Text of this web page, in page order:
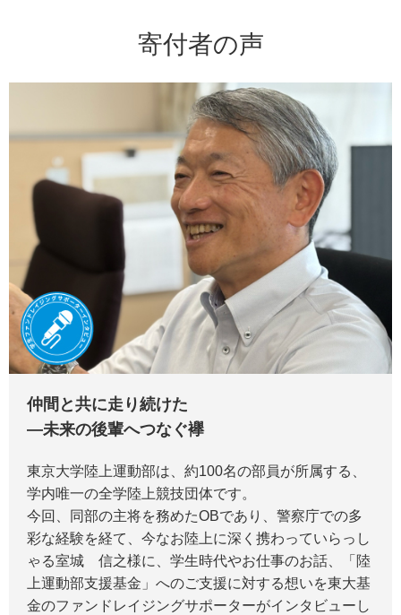
寄付者の声
仲間と共に走り続けた
―未来の後輩へつなぐ襷
東京大学陸上運動部は、約100名の部員が所属する、
学内唯一の全学陸上競技団体です。
今回、同部の主将を務めたOBであり、警察庁での多
彩な経験を経て、今なお陸上に深く携わっていらっし
ゃる室城 信之様に、学生時代やお仕事のお話、「陸
上運動部支援基金」へのご支援に対する想いを東大基
金のファンドレイジングサポーターがインタビューし